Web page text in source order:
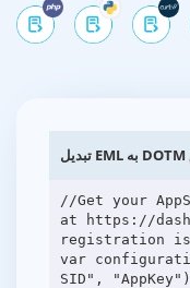
//Get your
at https://
registration
var
SID",